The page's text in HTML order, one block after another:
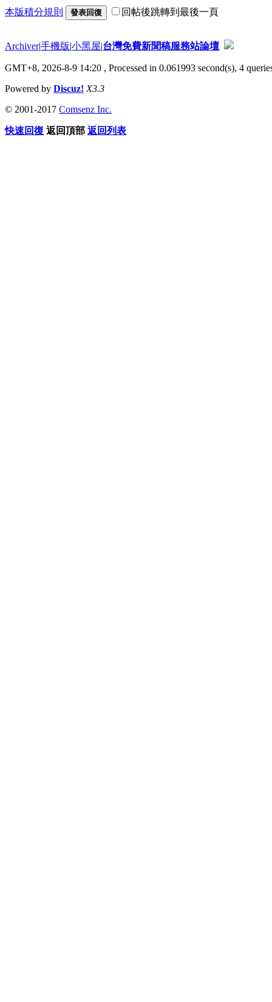
本版積分規則 發表回復 回帖後跳轉到最後一頁
Archiver|手機版|小黑屋|台灣免費新聞稿服務站論壇
GMT+8, 2026-8-9 14:20 , Processed in 0.061993 second(s), 4
Powered by Discuz! X3.3
© 2001-2017 Comsenz Inc.
快速回復 返回頂部 返回列表